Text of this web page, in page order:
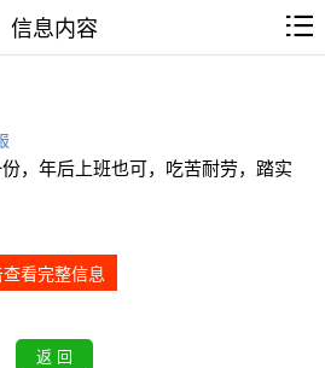
信息内容
，年后上班也可，吃苦耐劳，踏实
看完整信息